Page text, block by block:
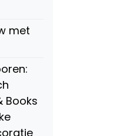
met
Books